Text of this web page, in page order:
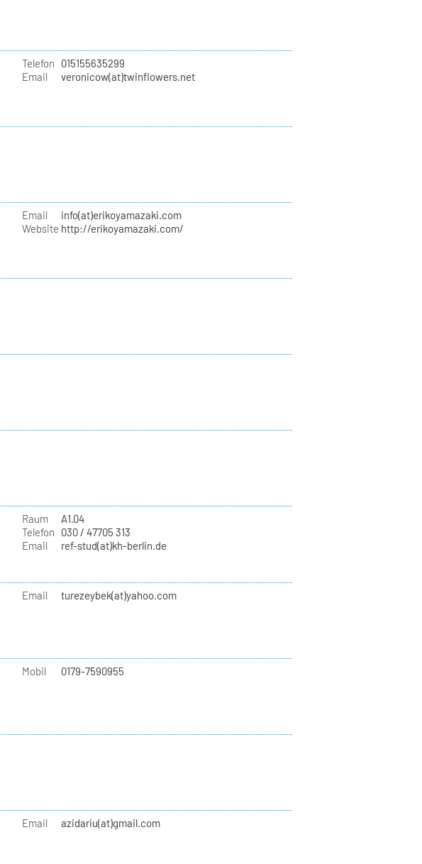
Telefon
015155635299
Email
veronicow(at)twinflowers.net
Email
info(at)erikoyamazaki.com
Website http://erikoyamazaki.com/
Raum
A1.04
Telefon
030 / 47705 313
Email
ref-stud(at)kh-berlin.de
Email turezeybek(at)yahoo.com
Mobil 0179-7590955
Email azidariu(at)gmail.com